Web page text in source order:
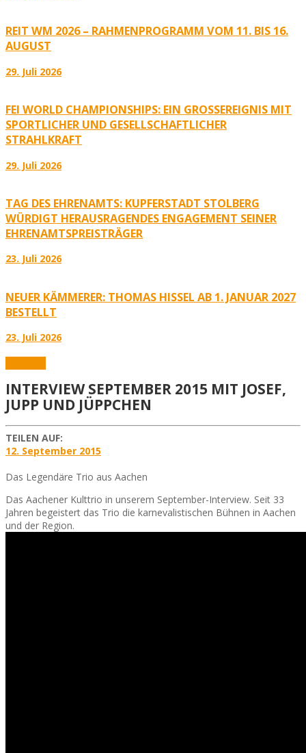
REIT WM 2026 – RAHMENPROGRAMM VOM 11. BIS 16.
AUGUST
29. Juli 2026
FEI WORLD CHAMPIONSHIPS: EIN GROSSEREIGNIS MIT S
PORTLICHER UND GESELLSCHAFTLICHER S
TRAHLKRAFT
29. Juli 2026
TAG DES EHRENAMTS: KUPFERSTADT STOLBERG
WÜRDIGT HERAUSRAGENDES ENGAGEMENT SEINER
EHRENAMTSPREISTRÄGER
23. Juli 2026
NEUER KÄMMERER: THOMAS HISSEL AB 1. JANUAR 2027
BESTELLT
23. Juli 2026
INTERVIEW SEPTEMBER 2015 MIT JOSEF,
JUPP UND JÜPPCHEN
TEILEN AUF:
12. September 2015
Das Legendäre Trio aus Aachen
Das Aachener Kulttrio in unserem September-Interview. Seit 33
Jahren begeistert das Trio die karnevalistischen Bühnen in Aachen
und der Region.